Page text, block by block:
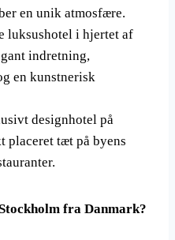
en unik atmosfære.
luksushotel i hjertet af
indretning,
en kunstnerisk
designhotel på
placeret tæt på byens
fra Danmark?